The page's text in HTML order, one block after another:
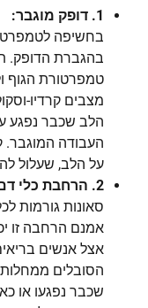
1. דופק מוגבר:
בחשיפה
בהגברת הדופק.
טמפרטורת הגוף
מצבים קרדיו-
הלב שכבר נפגע
העבודה המוגבר.
על הלב, שעלול
2. הרחבת כלי דם:
סאונות גורמות
אמנם הרחבה זו
אצל אנשים
הסובלים
שכבר נפגעו או